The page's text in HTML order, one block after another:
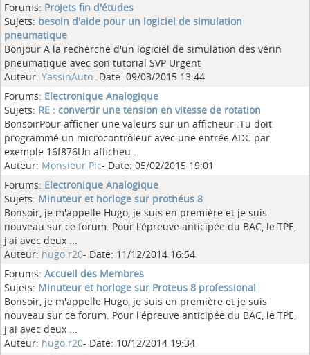
Forums: Projets fin d'études
Sujets: besoin d'aide pour un logiciel de simulation
pneumatique
Bonjour A la recherche d'un logiciel de simulation des vérin
pneumatique avec son tutorial SVP Urgent
Auteur: YassinAuto- Date: 09/03/2015 13:44
Forums: Electronique Analogique
Sujets: RE : convertir une tension en vitesse de rotation
BonsoirPour afficher une valeurs sur un afficheur :Tu doit
programmé un microcontrôleur avec une entrée ADC par
exemple 16f876Un afficheu...
Auteur: Monsieur Pic- Date: 05/02/2015 19:01
Forums: Electronique Analogique
Sujets: Minuteur et horloge sur prothéus 8
Bonsoir, je m'appelle Hugo, je suis en première et je suis
nouveau sur ce forum. Pour l'épreuve anticipée du BAC, le TPE,
j'ai avec deux ...
Auteur: hugo.r20- Date: 11/12/2014 16:54
Forums: Accueil des Membres
Sujets: Minuteur et horloge sur Proteus 8 professional
Bonsoir, je m'appelle Hugo, je suis en première et je suis
nouveau sur ce forum. Pour l'épreuve anticipée du BAC, le TPE,
j'ai avec deux ...
Auteur: hugo.r20- Date: 10/12/2014 19:34